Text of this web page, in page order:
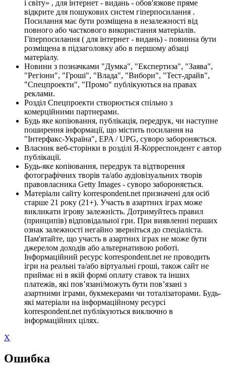
і світу» , для інтернет - видань - обов'язкове пряме
відкрите для пошукових систем гіперпосилання .
Посилання має бути розміщена в незалежності від
повного або часткового використання матеріалів.
Гіперпосилання ( для інтернет - видань) - повинна бути
розміщена в підзаголовку або в першому абзаці
матеріалу.
Новини з позначками "Думка", "Експертиза", "Заява",
"Регіони", "Гроші", "Влада", "Вибори", "Тест-драйв",
"Спецпроекти", "Промо" публікуються на правах
реклами.
Розділ Спецпроекти створюється спільно з
комерційними партнерами.
Будь яке копіювання, публікація, передрук, чи наступне
поширення інформації, що містить посилання на
"Інтерфакс-Україна", EPA / UPG, суворо забороняється.
Власник веб-сторінки в розділі Я-Корреспондент є автор
публікації.
Будь-яке копіювання, передрук та відтворення
фотографічних творів та/або аудіовізуальних творів
правовласника Getty Images - суворо забороняється.
Матеріали сайту korrespondent.net призначені для осіб
старше 21 року (21+). Участь в азартних іграх може
викликати ігрову залежність. Дотримуйтесь правил
(принципів) відповідальної гри. При виявленні перших
ознак залежності негайно зверніться до спеціаліста.
Пам'ятайте, що участь в азартних іграх не може бути
джерелом доходів або альтернативою роботі.
Інформаційний ресурс korrespondent.net не проводить
ігри на реальні та/або віртуальні гроші, також сайт не
приймає ні в якій формі оплату ставок та інших
платежів, які пов’язані/можуть бути пов’язані з
азартними іграми, букмекерами чи тоталізаторами. Будь-
які матеріали на інформаційному ресурсі
korrespondent.net публікуються виключно в
інформаційних цілях.
X
Ошибка